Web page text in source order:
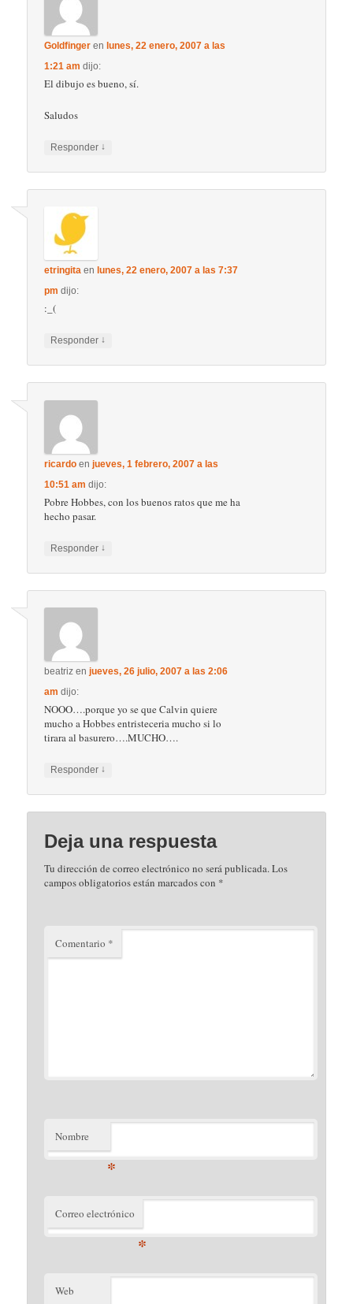
Goldfinger en lunes, 22 enero, 2007 a las
1:21 am dijo:
El dibujo es bueno, sí.
Saludos
Responder ↓
etringita en lunes, 22 enero, 2007 a las 7:37
pm dijo:
:_(
Responder ↓
ricardo enjueves, 1 febrero, 2007 a las
10:51 am dijo:
Pobre Hobbes, con los buenos ratos que me ha
hecho pasar.
Responder ↓
beatriz enjueves, 26 julio, 2007 a las 2:06
am dijo:
NOOO….porque yo se que Calvin quiere
mucho a Hobbes entristeceria mucho si lo
tirara al basurero….MUCHO….
Responder ↓
Deja una respuesta
Tu dirección de correo electrónico no será publicada. Los
campos obligatorios están marcados con *
Comentario *
Nombre
*
Correo electrónico
*
Web